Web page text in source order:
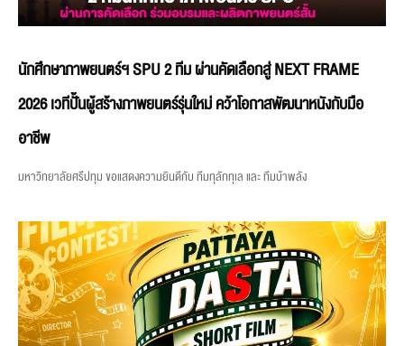
นักศึกษาภาพยนตร์ฯ SPU 2 ทีม ผ่านคัดเลือกสู่ NEXT FRAME
2026 เวทีปั้นผู้สร้างภาพยนตร์รุ่นใหม่ คว้าโอกาสพัฒนาหนังกับมือ
อาชีพ
มหาวิทยาลัยศรีปทุม ขอแสดงความยินดีกับ ทีมทุลักทุเล และ ทีมบ้าพลัง